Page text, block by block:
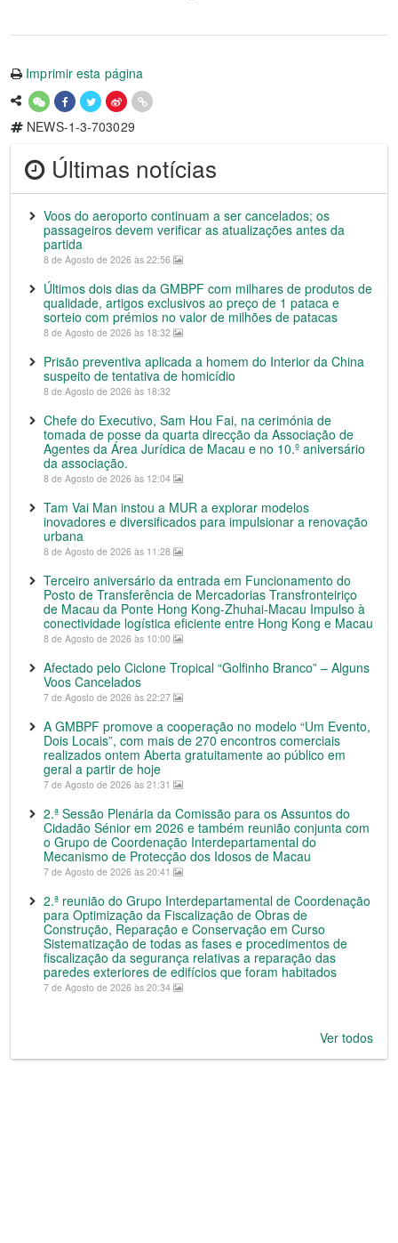
Imprimir esta página
NEWS-1-3-703029
Últimas notícias
Voos do aeroporto continuam a ser cancelados; os
passageiros devem verificar as atualizações antes da
partida
8 de Agosto de 2026 às 22:56
Últimos dois dias da GMBPF com milhares de produtos de
qualidade, artigos exclusivos ao preço de 1 pataca e
sorteio com prémios no valor de milhões de patacas
8 de Agosto de 2026 às 18:32
Prisão preventiva aplicada a homem do Interior da China
suspeito de tentativa de homicídio
8 de Agosto de 2026 às 18:32
Chefe do Executivo, Sam Hou Fai, na cerimónia de
tomada de posse da quarta direcção da Associação de
Agentes da Área Jurídica de Macau e no 10.º aniversário
da associação.
8 de Agosto de 2026 às 12:04
Tam Vai Man instou a MUR a explorar modelos
inovadores e diversificados para impulsionar a renovação
urbana
8 de Agosto de 2026 às 11:28
Terceiro aniversário da entrada em Funcionamento do
Posto de Transferência de Mercadorias Transfronteiriço
de Macau da Ponte Hong Kong-Zhuhai-Macau Impulso à
conectividade logística eficiente entre Hong Kong e Macau
8 de Agosto de 2026 às 10:00
Afectado pelo Ciclone Tropical “Golfinho Branco” – Alguns
Voos Cancelados
7 de Agosto de 2026 às 22:27
A GMBPF promove a cooperação no modelo “Um Evento,
Dois Locais”, com mais de 270 encontros comerciais
realizados ontem Aberta gratuitamente ao público em
geral a partir de hoje
7 de Agosto de 2026 às 21:31
2.ª Sessão Plenária da Comissão para os Assuntos do
Cidadão Sénior em 2026 e também reunião conjunta com
o Grupo de Coordenação Interdepartamental do
Mecanismo de Protecção dos Idosos de Macau
7 de Agosto de 2026 às 20:41
2.ª reunião do Grupo Interdepartamental de Coordenação
para Optimização da Fiscalização de Obras de
Construção, Reparação e Conservação em Curso
Sistematização de todas as fases e procedimentos de
fiscalização da segurança relativas a reparação das
paredes exteriores de edifícios que foram habitados
7 de Agosto de 2026 às 20:34
Ver todos